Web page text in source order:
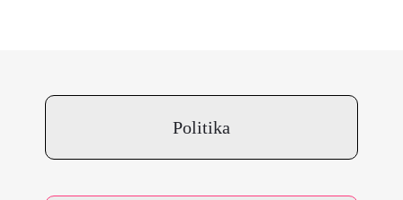
Politika